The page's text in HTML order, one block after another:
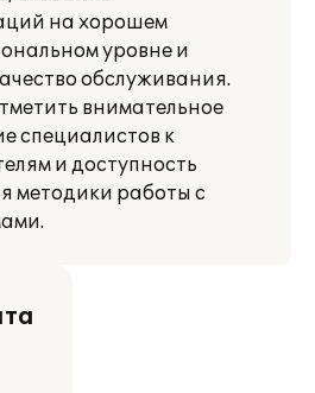
на хорошем
уровне и
обслуживания.
внимательное
специалистов к
и доступность
методики работы с